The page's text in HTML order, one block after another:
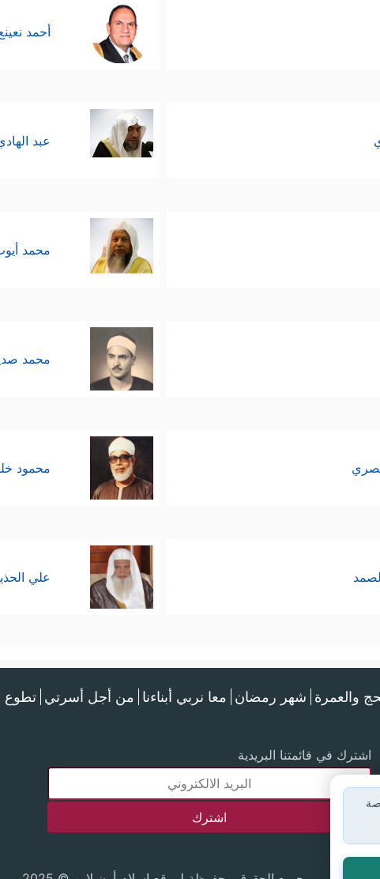
أحمد
عبد
محمد
محمد
محمود
علي
والعمرة شهر رمضان معا نربي أبناءنا من أجل أسرتي تطوع
اشترك في قائمتنا البريدية